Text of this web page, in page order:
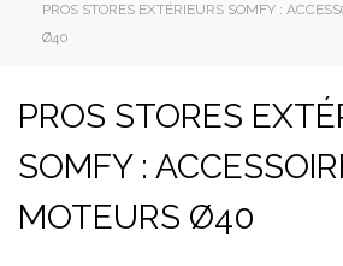
PROS STORES EXTÉRIEURS SOMFY :
Ø40
PROS STORES
SOMFY :
MOTEURS Ø40